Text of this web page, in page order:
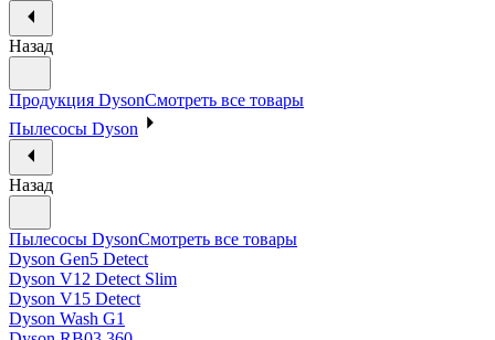
Назад
Продукция DysonСмотреть все товары
Пылесосы Dyson
Назад
Пылесосы DysonСмотреть все товары
Dyson Gen5 Detect
Dyson V12 Detect Slim
Dyson V15 Detect
Dyson Wash G1